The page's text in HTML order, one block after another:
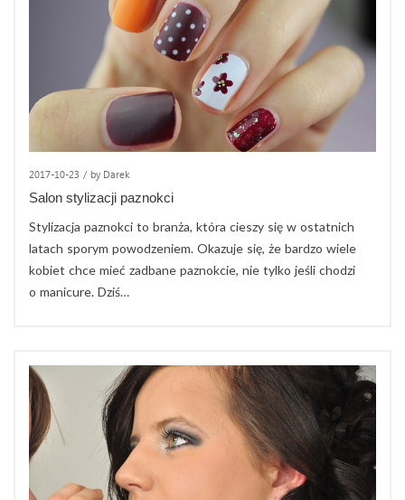
2017-10-23 / by Darek
Salon stylizacji paznokci
Stylizacja paznokci to branża, która cieszy się w ostatnich
latach sporym powodzeniem. Okazuje się, że bardzo wiele
kobiet chce mieć zadbane paznokcie, nie tylko jeśli chodzi
o manicure. Dziś…